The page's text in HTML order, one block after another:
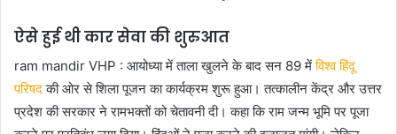
ऐसे हुई थी कार सेवा की शुरुआत
ram mandir VHP : आयोध्या में ताला खुलने के बाद सन 89 मेंविश्व हिंदू
परिषदकी ओर से शिला पूजन का कार्यक्रम शुरू हुआ। तत्कालीन केंद्र और उत्तर
प्रदेश की सरकार ने रामभक्तों को चेतावनी दी। कहा कि राम जन्म भूमि पर पूजा